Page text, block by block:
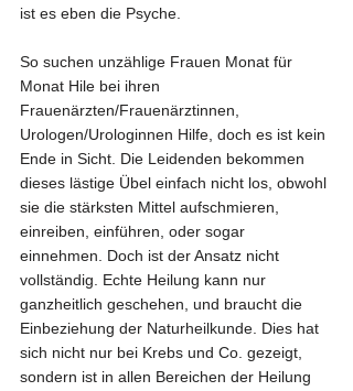
ist es eben die Psyche.
So suchen unzählige Frauen Monat für
Monat Hile bei ihren
Frauenärzten/Frauenärztinnen,
Urologen/Urologinnen Hilfe, doch es ist kein
Ende in Sicht. Die Leidenden bekommen
dieses lästige Übel einfach nicht los, obwohl
sie die stärksten Mittel aufschmieren,
einreiben, einführen, oder sogar
einnehmen. Doch ist der Ansatz nicht
vollständig. Echte Heilung kann nur
ganzheitlich geschehen, und braucht die
Einbeziehung der Naturheilkunde. Dies hat
sich nicht nur bei Krebs und Co. gezeigt,
sondern ist in allen Bereichen der Heilung